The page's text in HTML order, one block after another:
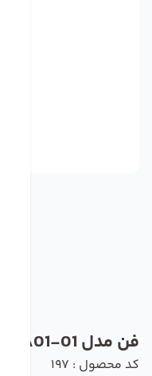
فن مدل G2E108-AA01-01 برند ebmpapst
کد محصول : 197